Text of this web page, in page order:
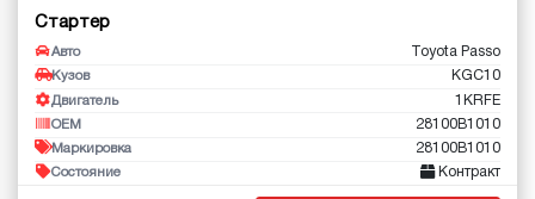
Стартер
Авто Toyota Passo
Кузов KGC10
Двигатель 1KRFE
OEM 28100B1010
Маркировка 28100B1010
Состояние Контракт